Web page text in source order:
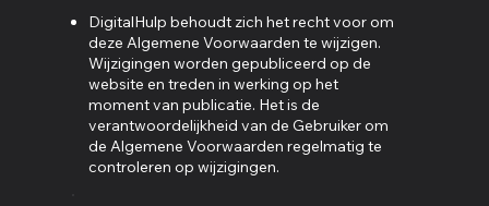
DigitalHulp behoudt zich het recht voor om
deze Algemene Voorwaarden te wijzigen.
Wijzigingen worden gepubliceerd op de
website en treden in werking op het
moment van publicatie. Het is de
verantwoordelijkheid van de Gebruiker om
de Algemene Voorwaarden regelmatig te
controleren op wijzigingen.